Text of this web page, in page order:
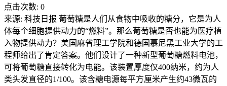
点击次数: 0
来源: 科技日报 葡萄糖是人们从食物中吸收的糖分，它是为人
体每个细胞提供动力的“燃料”。那么葡萄糖是否也能为医疗植
入物提供动力？美国麻省理工学院和德国慕尼黑工业大学的工
程师给出了肯定答案。他们设计了一种新型葡萄糖燃料电池，
可将葡萄糖直接转化为电能。该装置厚度仅400纳米，约为人
类头发直径的1/100。该含糖电源每平方厘米产生约43微瓦的